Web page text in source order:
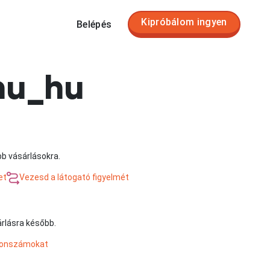
Belépés Kipróbálom ingyen
vásárlásokra.
Vezesd a látogató figyelmét
később.